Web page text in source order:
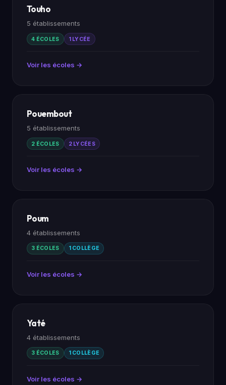
Touho
5 établissements
4 ÉCOLES 1 LYCÉE
Voir les écoles →
Pouembout
5 établissements
2 ÉCOLES 2 LYCÉES
Voir les écoles →
Poum
4 établissements
3 ÉCOLES 1 COLLÈGE
Voir les écoles →
Yaté
4 établissements
3 ÉCOLES 1 COLLÈGE
Voir les écoles →